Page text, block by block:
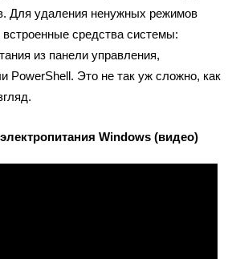
Для удаления ненужных режимов
встроенные средства системы:
из панели управления,
PowerShell. Это не так уж сложно, как
Windows (видео)